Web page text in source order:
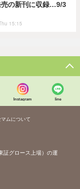
の新刊に収録…9/3
15:15
Instagram line
マムについて
証グロース上場）の運